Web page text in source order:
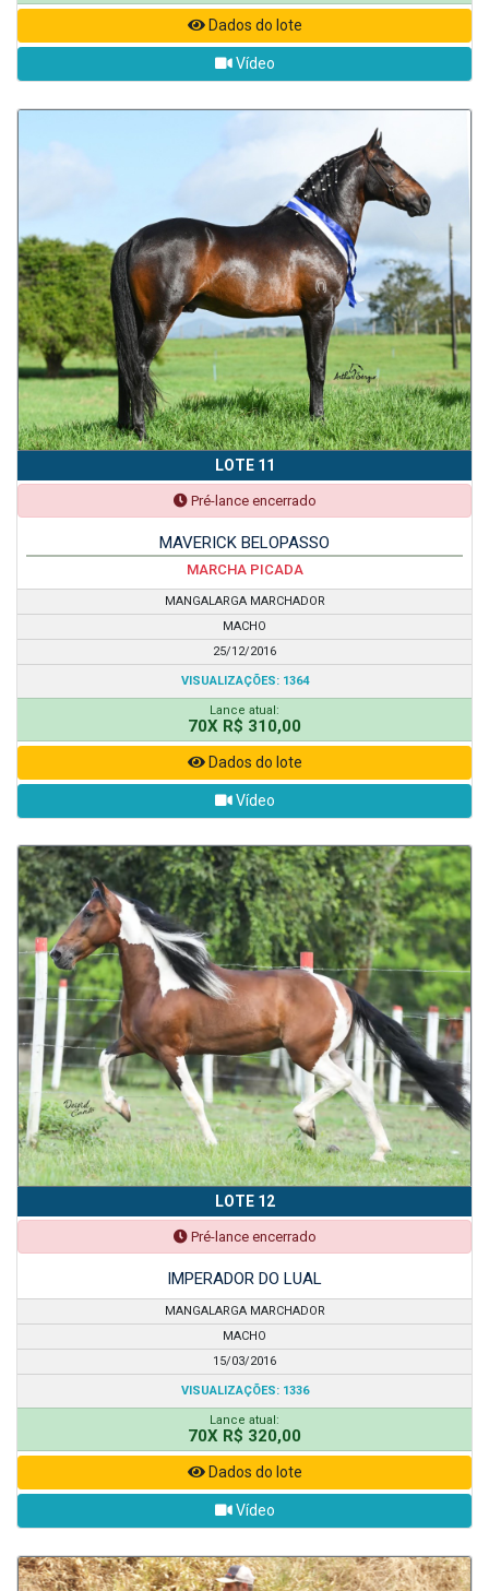
Dados do lote
Vídeo
LOTE 11
Pré-lance encerrado
MAVERICK BELOPASSO
MARCHA PICADA
MANGALARGA MARCHADOR
MACHO
25/12/2016
VISUALIZAÇÕES: 1364
Lance atual:
70X R$ 310,00
Dados do lote
Vídeo
LOTE 12
Pré-lance encerrado
IMPERADOR DO LUAL
MANGALARGA MARCHADOR
MACHO
15/03/2016
VISUALIZAÇÕES: 1336
Lance atual:
70X R$ 320,00
Dados do lote
Vídeo